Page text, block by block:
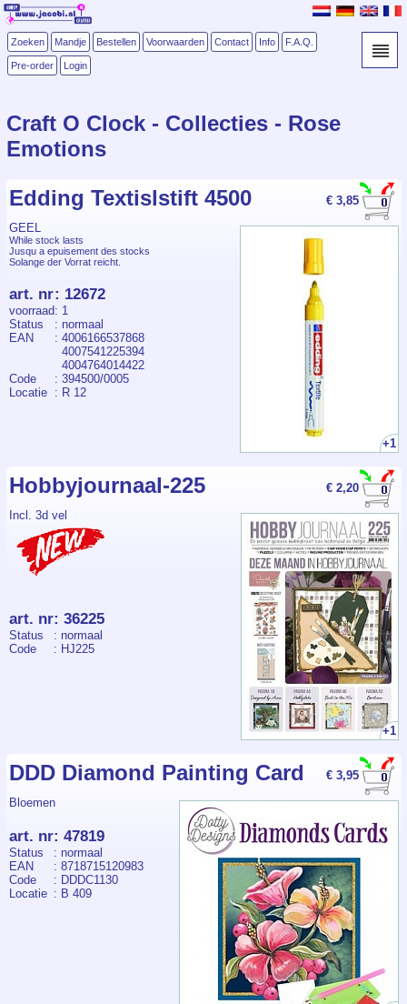
Zoeken Mandje Bestellen Voorwaarden Contact Info F.A.Q.
Pre-order Login
Craft O Clock - Collecties - Rose
Emotions
€ 3,85
Edding Textislstift 4500
GEEL
+1
While stock lasts
Jusqu a epuisement des stocks
Solange der Vorrat reicht.
art. nr: 12672
voorraad: 1
Status
: normaal
EAN
: 4006166537868
4007541225394
4004764014422
Code
: 394500/0005
Locatie : R 12
€ 2,20
Hobbyjournaal-225
Incl. 3d vel
+1
art. nr: 36225
Status
: normaal
Code
: HJ225
€ 3,95
DDD Diamond Painting Card
Bloemen
art. nr: 47819
Status
: normaal
EAN
: 8718715120983
Code
: DDDC1130
Locatie : B 409